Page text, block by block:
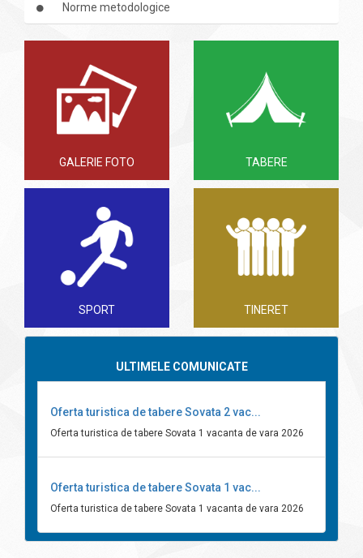
Norme metodologice
GALERIE FOTO TABERE
SPORT TINERET
ULTIMELE COMUNICATE
Oferta turistica de tabere Sovata 2 vac...
Oferta turistica de tabere Sovata 1 vacanta de vara 2026
Oferta turistica de tabere Sovata 1 vac...
Oferta turistica de tabere Sovata 1 vacanta de vara 2026